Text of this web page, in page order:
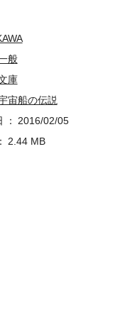
般
庫
宙船の伝説
2016/02/05
2.44 MB